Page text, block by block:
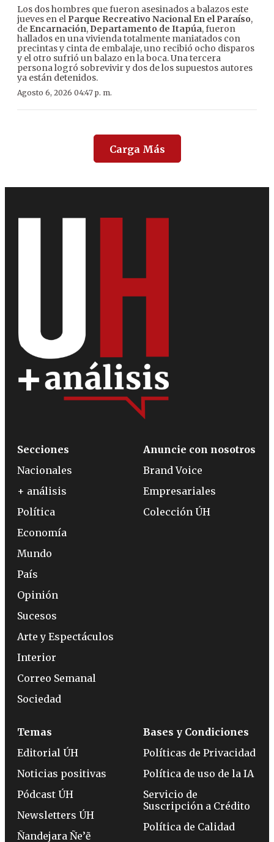
Los dos hombres que fueron asesinados a balazos este
jueves en el Parque Recreativo Nacional En el Paraíso,
de Encarnación, Departamento de Itapúa, fueron
hallados en una vivienda totalmente maniatados con
precintas y cinta de embalaje, uno recibió ocho disparos
y el otro sufrió un balazo en la boca. Una tercera
persona logró sobrevivir y dos de los supuestos autores
ya están detenidos.
Agosto 6, 2026 04:47 p. m.
Carga Más
Secciones
Nacionales
+ análisis
Política
Economía
Mundo
País
Opinión
Sucesos
Arte y Espectáculos
Interior
Correo Semanal
Sociedad
Anuncie con nosotros
Brand Voice
Empresariales
Colección ÚH
Temas
Editorial ÚH
Noticias positivas
Pódcast ÚH
Newsletters ÚH
Ñandejara Ñe’ẽ
Bases y Condiciones
Políticas de Privacidad
Política de uso de la IA
Servicio de
Suscripción a Crédito
Política de Calidad